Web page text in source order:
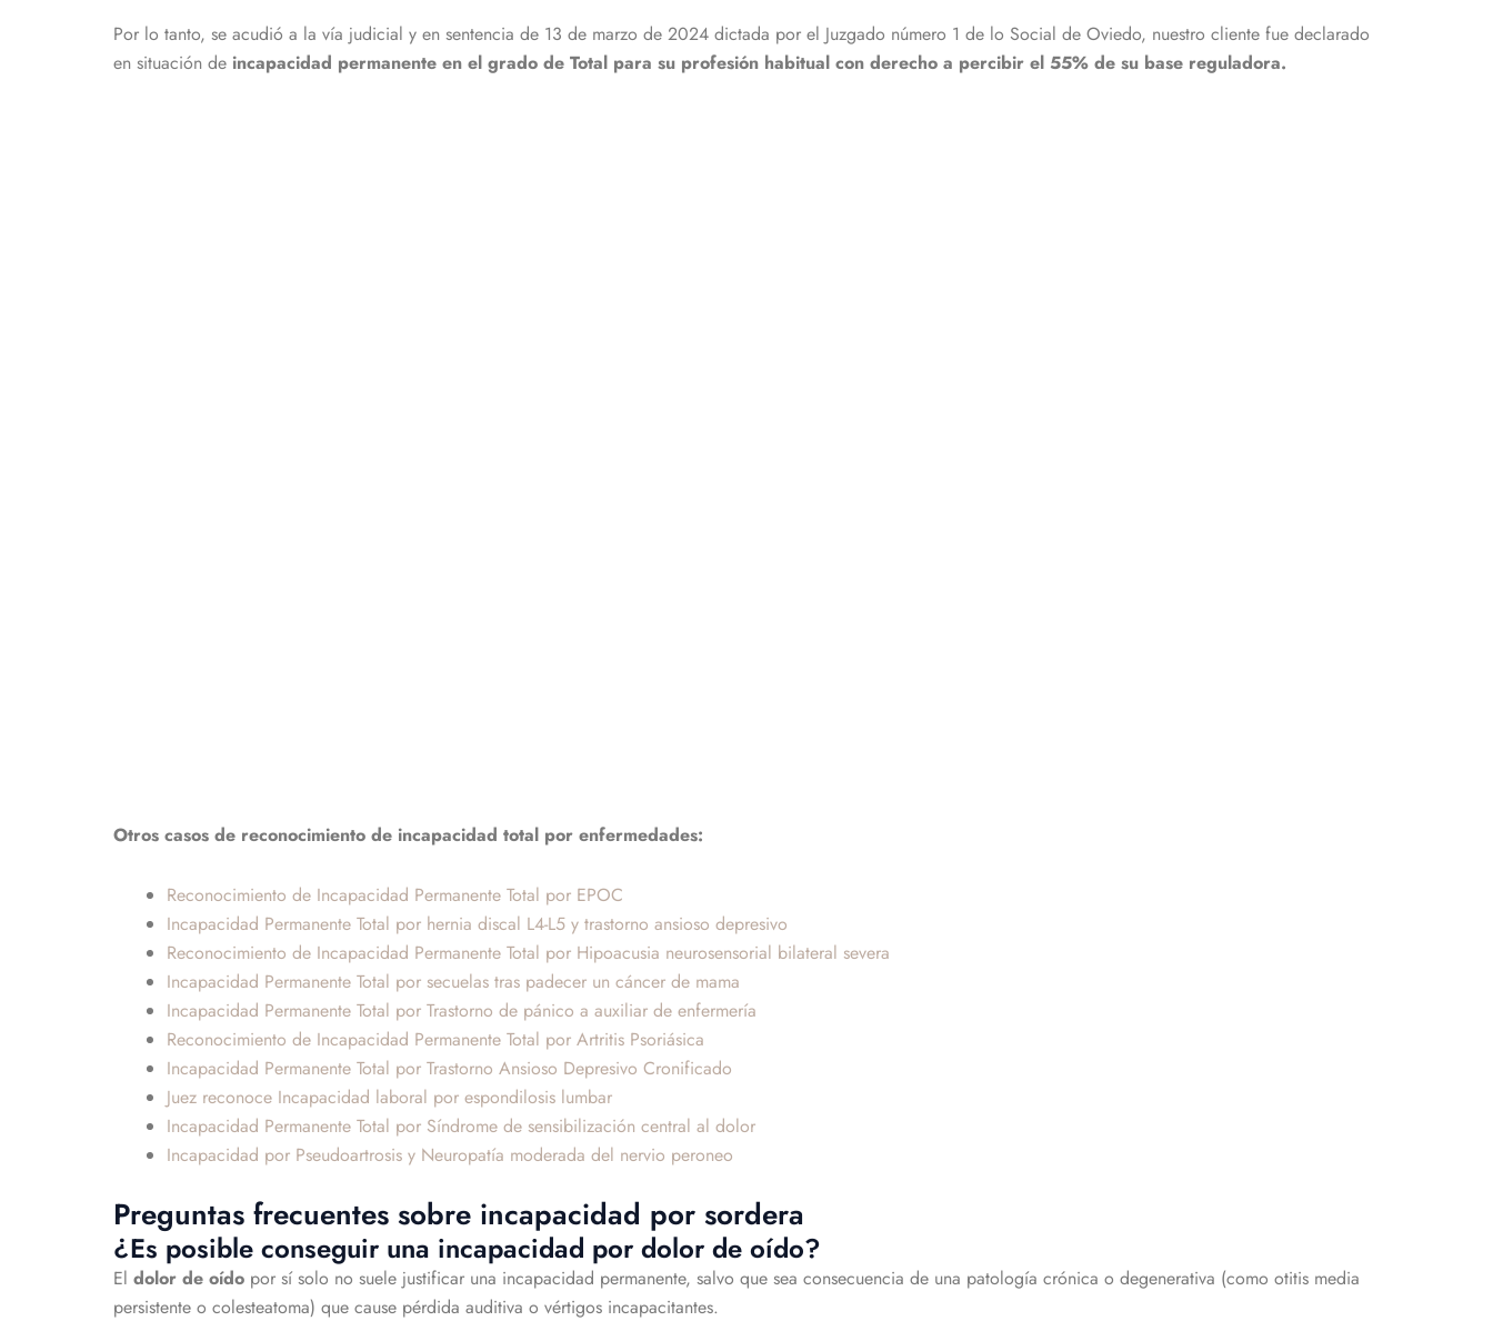
Por lo tanto, se acudió a la vía judicial y en sentencia de 13 de marzo de 2024 dictada por el Juzgado número 1 de lo Social de Oviedo, nuestro cliente fue declarado
en situación de incapacidad permanente en el grado de Total para su profesión habitual con derecho a percibir el 55% de su base reguladora.
Otros casos de reconocimiento de incapacidad total por enfermedades:
Reconocimiento de Incapacidad Permanente Total por EPOC
Incapacidad Permanente Total por hernia discal L4-L5 y trastorno ansioso depresivo
Reconocimiento de Incapacidad Permanente Total por Hipoacusia neurosensorial bilateral severa
Incapacidad Permanente Total por secuelas tras padecer un cáncer de mama
Incapacidad Permanente Total por Trastorno de pánico a auxiliar de enfermería
Reconocimiento de Incapacidad Permanente Total por Artritis Psoriásica
Incapacidad Permanente Total por Trastorno Ansioso Depresivo Cronificado
Juez reconoce Incapacidad laboral por espondilosis lumbar
Incapacidad Permanente Total por Síndrome de sensibilización central al dolor
Incapacidad por Pseudoartrosis y Neuropatía moderada del nervio peroneo
Preguntas frecuentes sobre incapacidad por sordera
¿Es posible conseguir una incapacidad por dolor de oído?
El dolor de oído por sí solo no suele justificar una incapacidad permanente, salvo que sea consecuencia de una patología crónica o degenerativa (como otitis media
persistente o colesteatoma) que cause pérdida auditiva o vértigos incapacitantes.